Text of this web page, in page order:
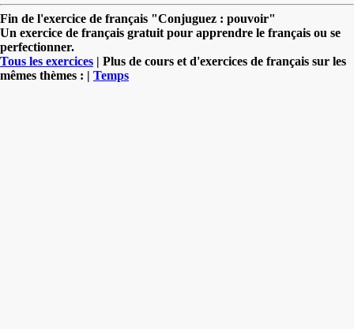
Fin de l'exercice de français "Conjuguez : pouvoir"
Un exercice de français gratuit pour apprendre le français ou se
perfectionner.
Tous les exercices | Plus de cours et d'exercices de français sur les
mêmes thèmes : | Temps